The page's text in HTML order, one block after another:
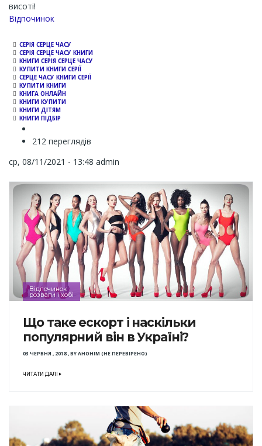
висоті!
Channel
Відпочинок
СЕРІЯ СЕРЦЕ ЧАСУ
СЕРІЯ СЕРЦЕ ЧАСУ КНИГИ
КНИГИ СЕРІЯ СЕРЦЕ ЧАСУ
КУПИТИ КНИГИ СЕРІЇ
СЕРЦЕ ЧАСУ КНИГИ СЕРІЇ
КУПИТИ КНИГИ
КНИГА ОНЛАЙН
КНИГИ КУПИТИ
КНИГИ ДІТЯМ
КНИГИ ПІДБІР
212 переглядів
ср, 08/11/2021 - 13:48 admin
Відпочинок
розваги і хобі
Що таке ескорт і наскільки
популярний він в Україні?
03 ЧЕРВНЯ , 2018,BYАНОНІМ (НЕ ПЕРЕВІРЕНО)
ЧИТАТИ ДАЛІ